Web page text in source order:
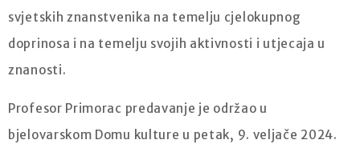
svjetskih znanstvenika na temelju cjelokupnog
doprinosa i na temelju svojih aktivnosti i utjecaja u
znanosti.
Profesor Primorac predavanje je održao u
bjelovarskom Domu kulture u petak, 9. veljače 2024.